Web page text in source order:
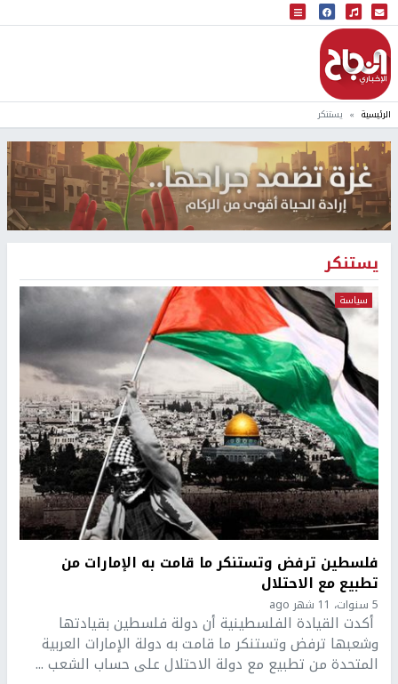
البث المباشر
إذاعة النجاح
الرئيسية يستنكر
يستنكر
سياسة
فلسطين ترفض وتستنكر ما قامت به الإمارات من
تطبيع مع الاحتلال
5 سنوات، 11 شهر ago
أكدت القيادة الفلسطينية أن دولة فلسطين بقيادتها
وشعبها ترفض وتستنكر ما قامت به دولة الإمارات العربية
المتحدة من تطبيع مع دولة الاحتلال على حساب الشعب ...